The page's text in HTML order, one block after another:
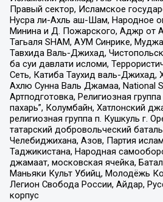
Правый сектор, Исламское
Нусра ли-Ахль аш-Шам, Народное
Минина и Д. Пожарского, Аджр от
Тагьаля SHAM, АУМ Синрике,
Тавхида Валь-Джихад,
ба суи давлати исломи,
Сеть, Катиба Таухид валь-Джихад,
Ахлю Сунна Валь Джамаа, National
Артподготовка, Религиозная
пахарь”, Колумбайн, Хатлонский
религиозная группа п. Кушкуль г.
татарский добровольческий
Челебиджихана, Азов, Партия
Таджикистана, Народная
джамаат, московская ячейка,
Маньяки Культ Убийц, Молодёжь
Легион Свобода России, Айдар,
корпус